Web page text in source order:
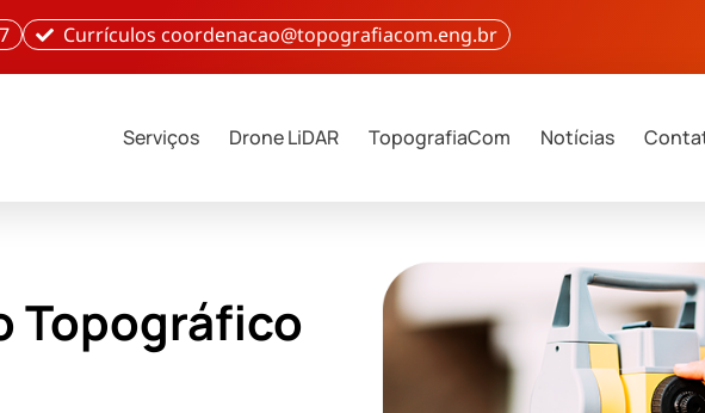
Currículos coordenacao@topografiacom.eng.br
Serviços Drone LiDAR TopografiaCom Notícias
Topográfico